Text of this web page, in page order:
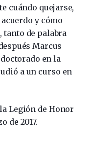
cuándo quejarse,
y cómo
tanto de palabra
Marcus
en la
a un curso en
Legión de Honor
de 2017.